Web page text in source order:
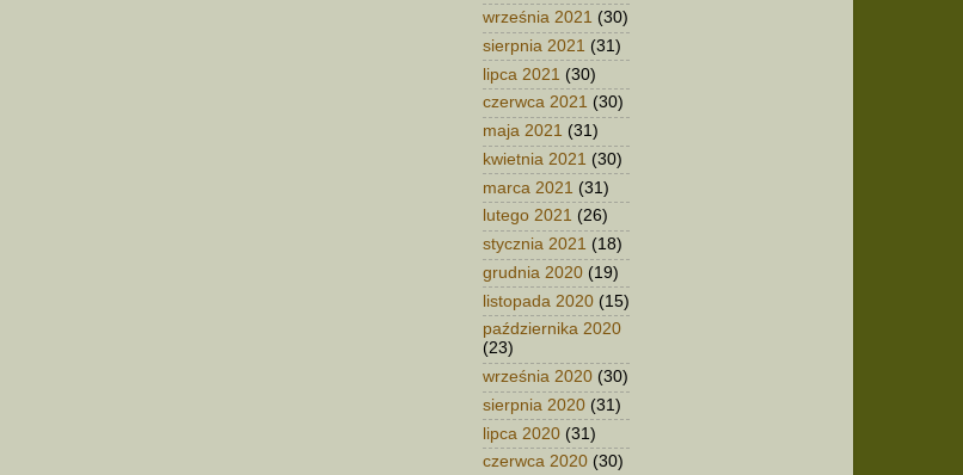
września 2021 (30)
sierpnia 2021 (31)
lipca 2021 (30)
czerwca 2021 (30)
maja 2021 (31)
kwietnia 2021 (30)
marca 2021 (31)
lutego 2021 (26)
stycznia 2021 (18)
grudnia 2020 (19)
listopada 2020 (15)
października 2020
(23)
września 2020 (30)
sierpnia 2020 (31)
lipca 2020 (31)
czerwca 2020 (30)